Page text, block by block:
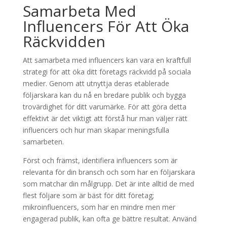
Samarbeta Med
Influencers För Att Öka
Räckvidden
Att samarbeta med influencers kan vara en kraftfull
strategi för att öka ditt företags räckvidd på sociala
medier. Genom att utnyttja deras etablerade
följarskara kan du nå en bredare publik och bygga
trovärdighet för ditt varumärke. För att göra detta
effektivt är det viktigt att förstå hur man väljer rätt
influencers och hur man skapar meningsfulla
samarbeten.
Först och främst, identifiera influencers som är
relevanta för din bransch och som har en följarskara
som matchar din målgrupp. Det är inte alltid de med
flest följare som är bäst för ditt företag;
mikroinfluencers, som har en mindre men mer
engagerad publik, kan ofta ge bättre resultat. Använd